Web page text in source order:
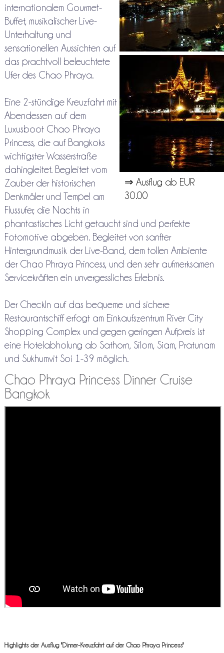
⇒ Ausflug ab EUR
30.00
internationalem Gourmet-
Buffet, musikalischer Live-
Unterhaltung und
sensationellen Aussichten auf
das prachtvoll beleuchtete
Ufer des Chao Phraya.
Eine 2-stündige Kreuzfahrt mit
Abendessen auf dem
Luxusboot Chao Phraya
Princess, die auf Bangkoks
wichtigster Wasserstraße
dahingleitet. Begleitet vom
Zauber der historischen
Denkmäler und Tempel am
Flussufer, die Nachts in
phantastisches Licht getaucht sind und perfekte
Fotomotive abgeben. Begleitet von sanfter
Hintergrundmusik der Live-Band, dem tollen Ambiente
der Chao Phraya Princess, und den sehr aufmerksamen
Servicekräften ein unvergessliches Erlebnis.
Der CheckIn auf das bequeme und sichere
Restaurantschiff erfogt am Einkaufszentrum River City
Shopping Complex und gegen geringen Aufpreis ist
eine Hotelabholung ab Sathorn, Silom, Siam, Pratunam
und Sukhumvit Soi 1-39 möglich.
Chao Phraya Princess Dinner Cruise
Bangkok
Highlights der Ausflug "Dinner-Kreuzfahrt auf der Chao Phraya Princess"